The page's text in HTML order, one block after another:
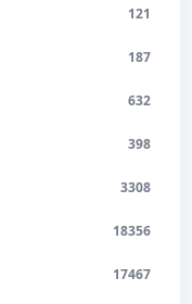
121
187
632
398
3308
18356
17467